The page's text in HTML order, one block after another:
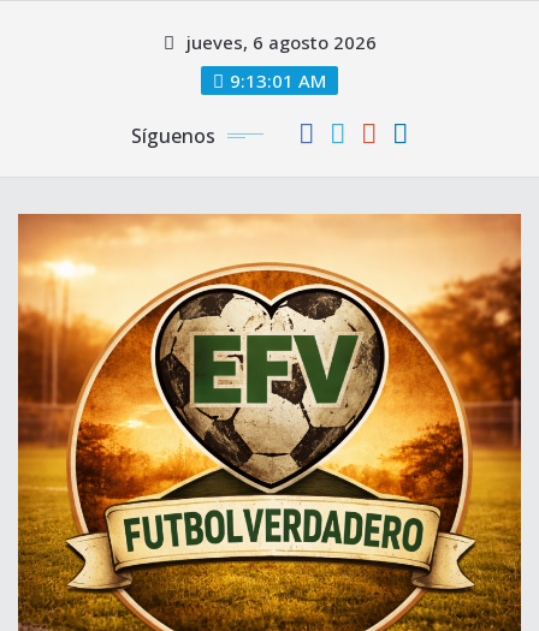
jueves, 6 agosto 2026
9:13:03 AM
Síguenos